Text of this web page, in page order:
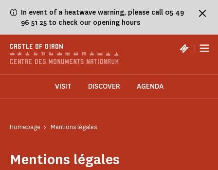
In event of a heatwave warning, please call 05 49
96 51 25 to check our opening hours
CASTLE OF OIRON |
VISIT DISCOVER AGENDA
Homepage Mentions légales
Mentions légales